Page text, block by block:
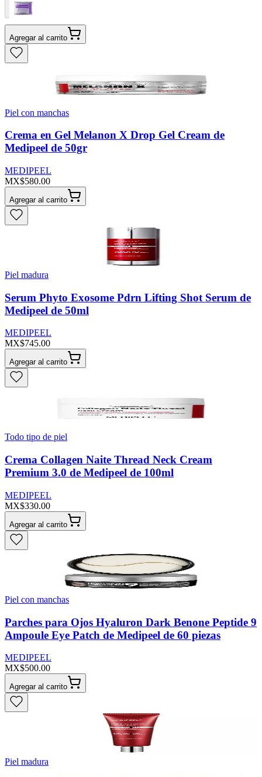
Agregar al carrito
Piel con manchas
Crema en Gel Melanon X Drop Gel Cream de
Medipeel de 50gr
MEDIPEEL
MX$580.00
Agregar al carrito
Piel madura
Serum Phyto Exosome Pdrn Lifting Shot Serum de
Medipeel de 50ml
MEDIPEEL
MX$745.00
Agregar al carrito
Todo tipo de piel
Crema Collagen Naite Thread Neck Cream
Premium 3.0 de Medipeel de 100ml
MEDIPEEL
MX$330.00
Agregar al carrito
Piel con manchas
Parches para Ojos Hyaluron Dark Benone Peptide 9
Ampoule Eye Patch de Medipeel de 60 piezas
MEDIPEEL
MX$500.00
Agregar al carrito
Piel madura